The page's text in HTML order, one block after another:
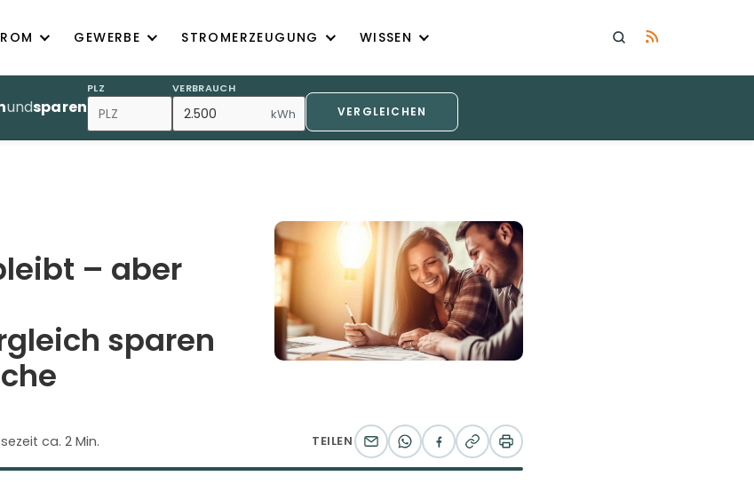
GEWERBE STROMERZEUGUNG WISSEN
undsparen
PLZ VERBRAUCH
kWh VERGLEICHEN
– aber
sparen
ca. 2 Min. TEILEN